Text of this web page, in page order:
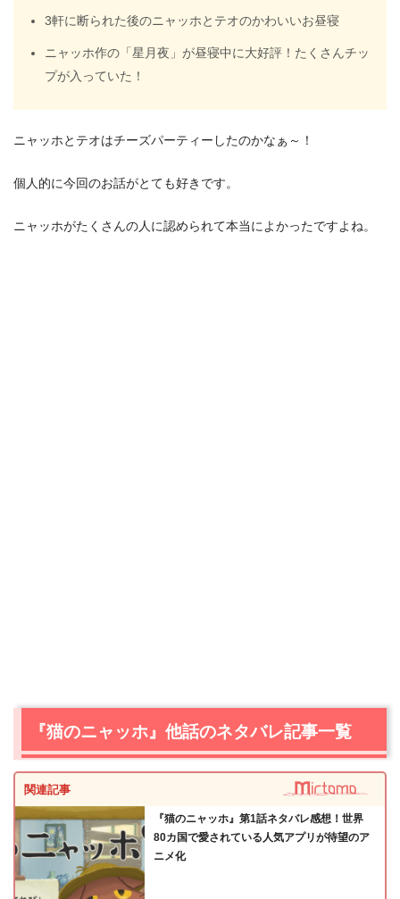
3軒に断られた後のニャッホとテオのかわいいお昼寝
ニャッホ作の「星月夜」が昼寝中に大好評！たくさんチッ
プが入っていた！
ニャッホとテオはチーズパーティーしたのかなぁ～！
個人的に今回のお話がとても好きです。
ニャッホがたくさんの人に認められて本当によかったですよね。
『猫のニャッホ』他話のネタバレ記事一覧
関連記事
『猫のニャッホ』第1話ネタバレ感想！世界
80カ国で愛されている人気アプリが待望のア
ニメ化